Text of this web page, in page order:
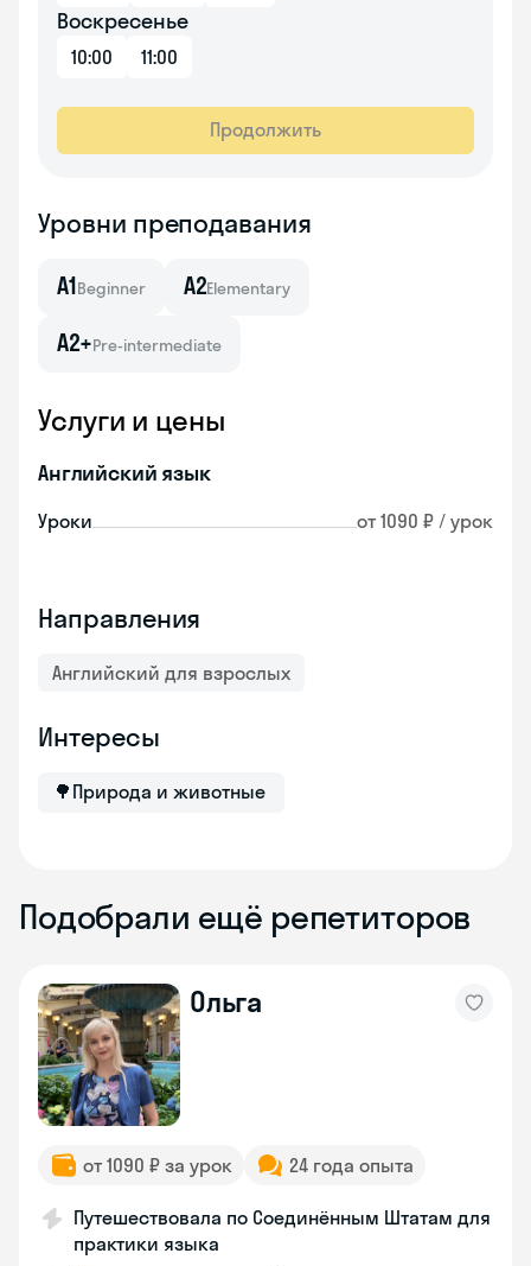
Воскресенье
10:00 11:00
Продолжить
Уровни преподавания
A1Beginner A2Elementary
A2+Pre-intermediate
Услуги и цены
Английский язык
Уроки от 1090 ₽ / урок
Направления
Английский для взрослых
Интересы
🌳 Природа и животные
Подобрали ещё репетиторов
Ольга
от 1090 ₽ за урок 24 года опыта
Путешествовала по Соединённым Штатам для
практики языка